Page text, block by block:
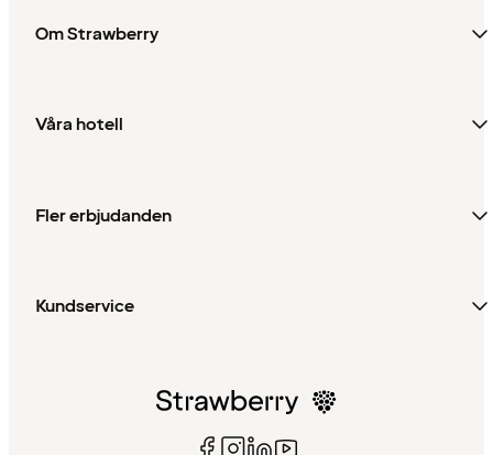
Om Strawberry
Våra hotell
Fler erbjudanden
Kundservice